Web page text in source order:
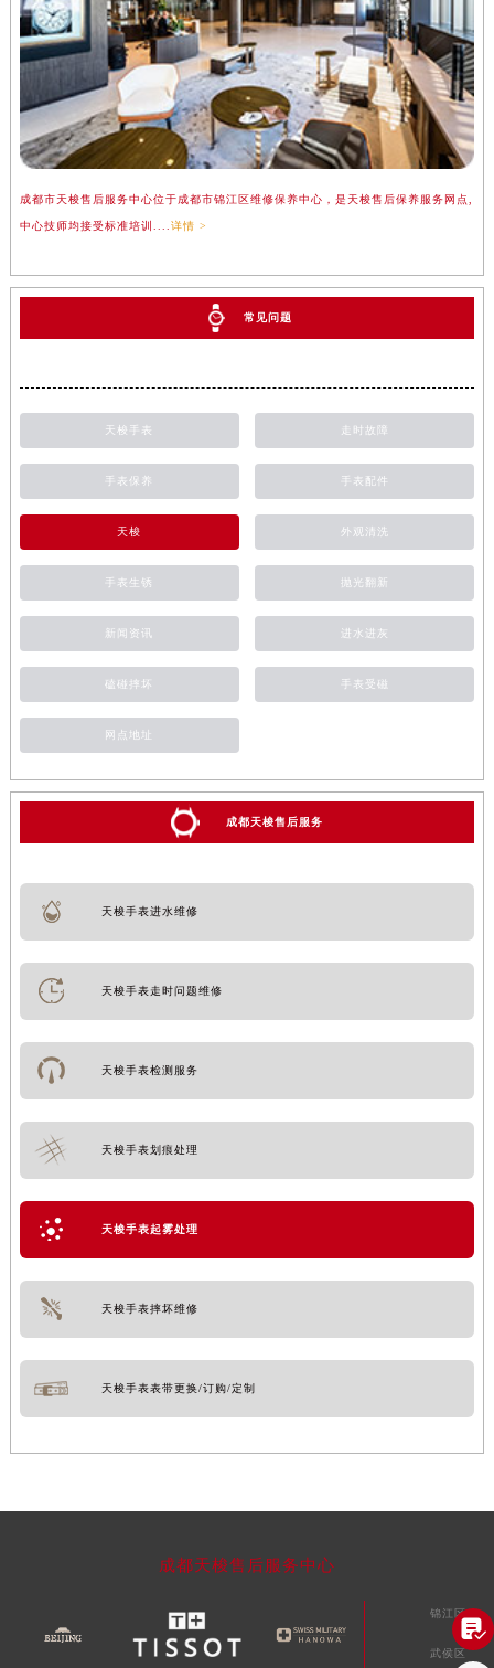
成都市天梭售后服务中心位于成都市锦江区维修保养中心，是天梭售后保养服务网点,
中心技师均接受标准培训.... 详情 >
常见问题
天梭手表 走时故障
手表保养 手表配件
天梭 外观清洗
手表生锈 抛光翻新
新闻资讯 进水进灰
磕碰摔坏 手表受磁
网点地址
成都天梭售后服务
天梭手表进水维修
天梭手表走时问题维修
天梭手表检测服务
天梭手表划痕处理
天梭手表起雾处理
天梭手表摔坏维修
天梭手表表带更换/订购/定制
成都天梭售后服务中心
锦江区
武侯区
